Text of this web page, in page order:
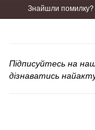
Знайшли помилку?
Підписуйтесь на
дізнаватись